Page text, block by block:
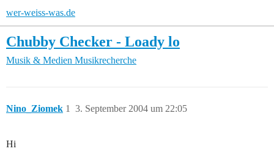
wer-weiss-was.de
Chubby Checker - Loady lo
Musik & Medien Musikrecherche
Nino_Ziomek 3. September 2004 um 22:05
1
Hi